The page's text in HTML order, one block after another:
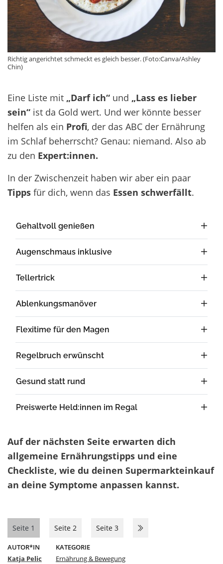
Richtig angerichtet schmeckt es gleich besser. (Foto:Canva/Ashley
Chin)
Eine Liste mit „Darf ich“ und „Lass es lieber
sein“ ist da Gold wert. Und wer könnte besser
helfen als ein Profi, der das ABC der Ernährung
im Schlaf beherrscht? Genau: niemand. Also ab
zu den Expert:innen.
In der Zwischenzeit haben wir aber ein paar
Tipps für dich, wenn das Essen schwerfällt.
Gehaltvoll genießen
Augenschmaus inklusive
Tellertrick
Ablenkungsmanöver
Flexitime für den Magen
Regelbruch erwünscht
Gesund statt rund
Preiswerte Held:innen im Regal
Auf der nächsten Seite erwarten dich
allgemeine Ernährungstipps und eine
Checkliste, wie du deinen Supermarkteinkauf
an deine Symptome anpassen kannst.
Seite 1 Seite 2 Seite 3
AUTOR*IN
Katja Pelic
KATEGORIE
Ernährung & Bewegung